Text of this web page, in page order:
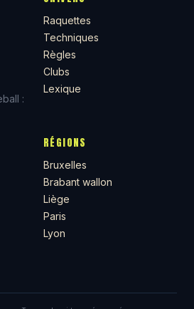
:
Raquettes
Techniques
Règles
Clubs
Lexique
RÉGIONS
Bruxelles
Brabant wallon
Liège
Paris
Lyon